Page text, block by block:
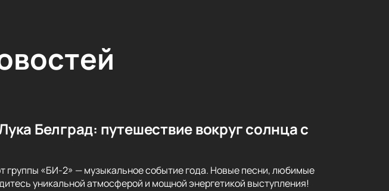
Белград: путешествие вокруг солнца с
группы «БИ-2» — музыкальное событие года. Новые песни, любимые
уникальной атмосферой и мощной энергетикой выступления!